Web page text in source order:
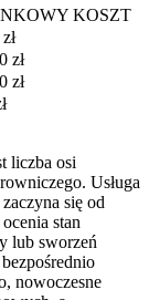
KOSZT
zł
zł
liczba osi
Usługa
się od
stan
lub sworzeń
nowoczesne